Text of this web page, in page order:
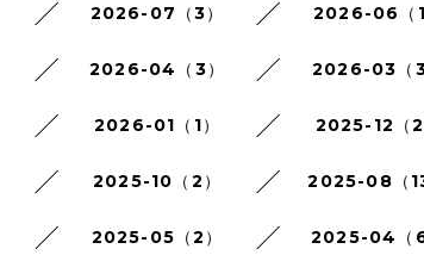
2026-07（3） 2026-06（1
2026-04（3） 2026-03（3
2026-01（1） 2025-12（2
2025-10（2） 2025-08（13
2025-05（2） 2025-04（6